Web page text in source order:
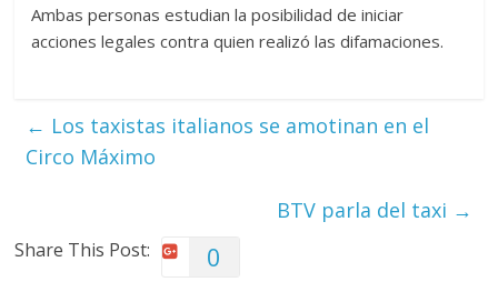
Ambas personas estudian la posibilidad de iniciar
acciones legales contra quien realizó las difamaciones.
← Los taxistas italianos se amotinan en el
Circo Máximo
BTV parla del taxi →
Share This Post: 0